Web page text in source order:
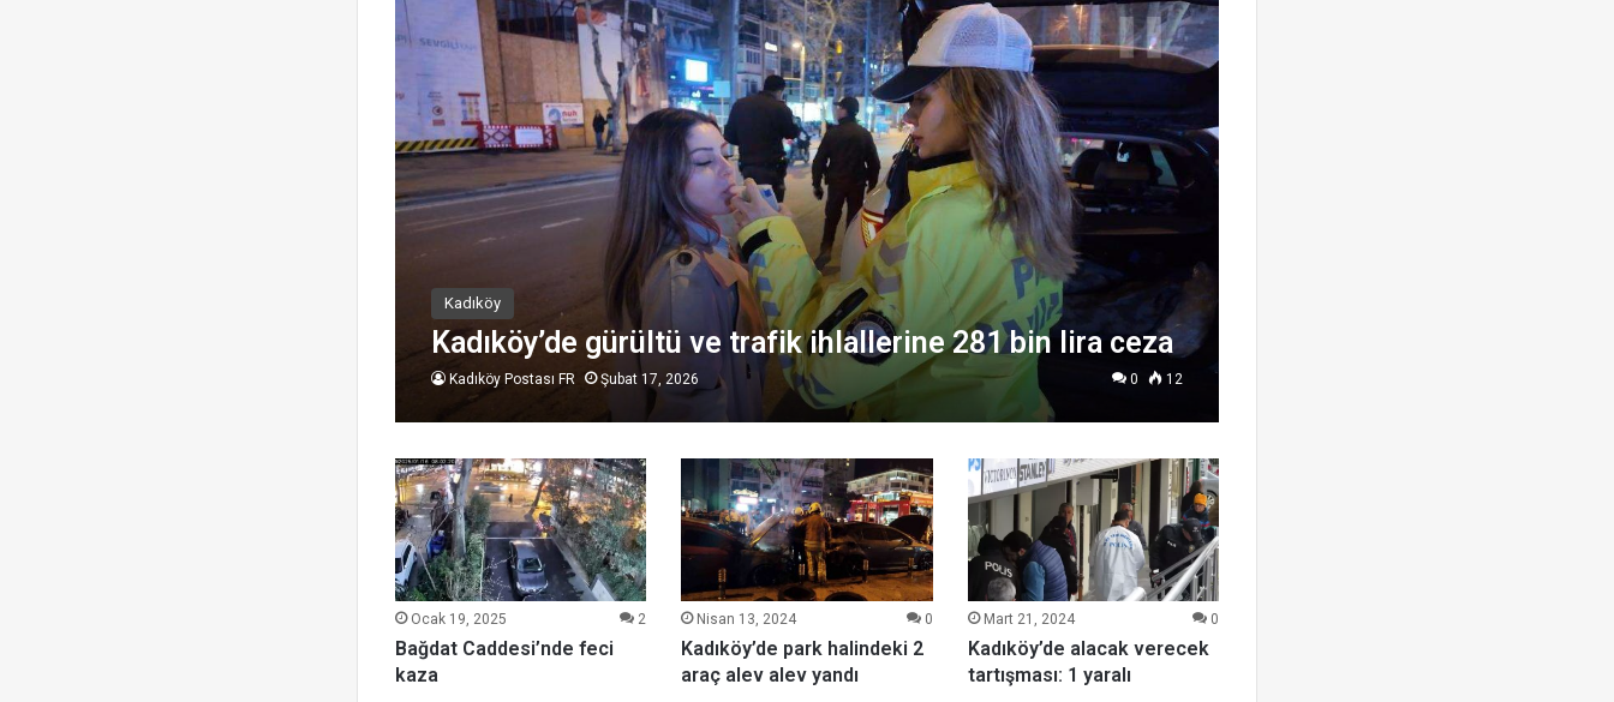
Kadıköy
Kadıköy’de gürültü ve trafik ihlallerine 281 bin lira ceza
Kadıköy Postası FR Şubat 17, 2026 0 12
Ocak 19, 2025 2
Bağdat Caddesi’nde feci
kaza
Nisan 13, 2024 0
Kadıköy’de park halindeki 2
araç alev alev yandı
Mart 21, 2024 0
Kadıköy’de alacak verecek
tartışması: 1 yaralı